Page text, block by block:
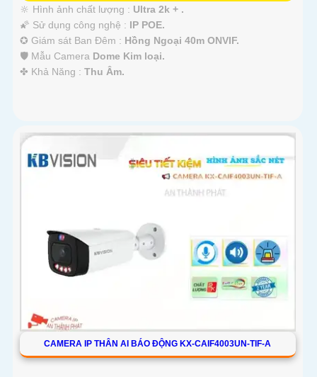
🔆 Hình ảnh chất lượng : Ultra 2k + .
🌠 Sử dụng công nghệ : IP POE.
✪ Giám sát Ban Đêm : Hồng Ngoại 40m ONVIF.
🛡 Mẫu Camera Dome Kim loại.
️✤ Khả Năng : Thu Âm.
CAMERA IP THÂN AI BÁO ĐỘNG KX-CAIF4003UN-TIF-A